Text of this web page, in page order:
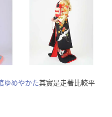
ゆめやかた其實是走著比較平